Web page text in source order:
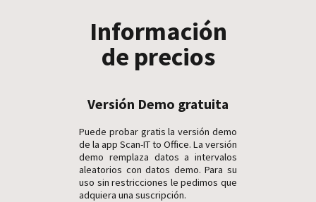
Información
de precios
Versión Demo gratuita
Puede probar gratis la versión demo
de la app Scan-IT to Office. La versión
demo remplaza datos a intervalos
aleatorios con datos demo. Para su
uso sin restricciones le pedimos que
adquiera una suscripción.